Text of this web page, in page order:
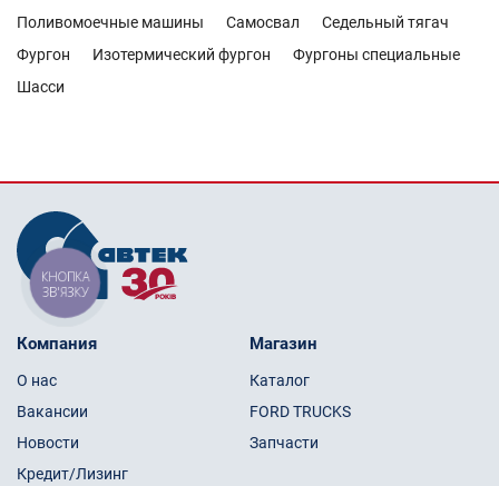
Поливомоечные машины
Самосвал
Седельный тягач
Фургон
Изотермический фургон
Фургоны специальные
Шасси
Компания
О нас
Вакансии
Новости
Кредит/Лизинг
Магазин
Каталог
FORD TRUCKS
Запчасти
КНОПКА
ЗВ'ЯЗКУ